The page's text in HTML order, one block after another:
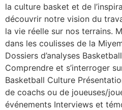
la culture basket et de
découvrir notre vision du
la vie réelle sur nos terrains.
dans les coulisses de la
Dossiers d’analyses
Comprendre et s’interroger
Basketball Culture
de coachs ou de joueuses/
événements Interviews et